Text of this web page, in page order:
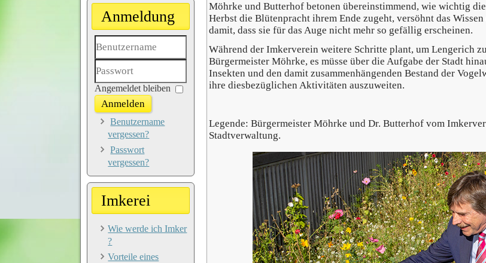
Anmeldung
Passwort
Angemeldet bleiben
Anmelden
Benutzername
vergessen?
Passwort
vergessen?
Imkerei
Wie werde ich Imker
?
Vorteile eines
Möhrke und Butterhof betonen übereinstimmend, wie wichtig
Herbst die Blütenpracht ihrem Ende zugeht, versöhnt das
damit, dass sie für das Auge nicht mehr so gefällig erscheinen.
Während der Imkerverein weitere Schritte plant, um Lengerich
Bürgermeister Möhrke, es müsse über die Aufgabe der Stadt
Insekten und den damit zusammenhängenden Bestand der
ihre diesbezüglichen Aktivitäten auszuweiten.
Legende: Bürgermeister Möhrke und Dr. Butterhof vom
Stadtverwaltung.